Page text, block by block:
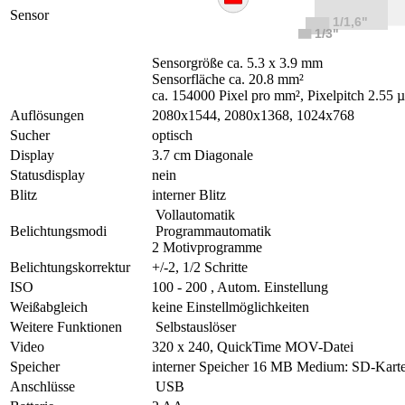
Sensor
Sensorgröße ca. 5.3 x 3.9 mm
Sensorfläche ca. 20.8 mm²
ca. 154000 Pixel pro mm², Pixelpitch 2.55
Auflösungen
2080x1544, 2080x1368, 1024x768
Sucher
optisch
Display
3.7 cm Diagonale
Statusdisplay
nein
Blitz
interner Blitz
Belichtungsmodi
Vollautomatik
Programmautomatik
2 Motivprogramme
Belichtungskorrektur
+/-2, 1/2 Schritte
ISO
100 - 200 , Autom. Einstellung
Weißabgleich
keine Einstellmöglichkeiten
Weitere Funktionen
Selbstauslöser
Video
320 x 240, QuickTime MOV-Datei
Speicher
interner Speicher 16 MB Medium: SD-
Anschlüsse
USB